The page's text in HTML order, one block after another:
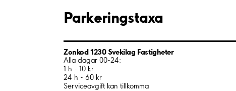
Parkeringstaxa
Zonkod 1230 Svekilag Fastigheter
Alla dagar 00-24:
1 h - 10 kr
24 h - 60 kr
Serviceavgift kan tillkomma